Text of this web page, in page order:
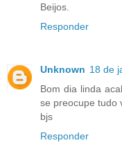
Beijos.
Responder
Unknown 18 de
Bom dia linda
se preocupe tudo
bjs
Responder